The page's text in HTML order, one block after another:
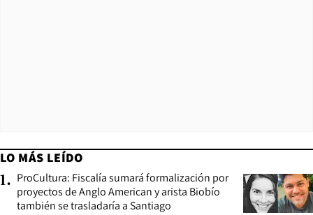
LO MÁS LEÍDO
1. ProCultura: Fiscalía sumará formalización por
proyectos de Anglo American y arista Biobío
también se trasladaría a Santiago